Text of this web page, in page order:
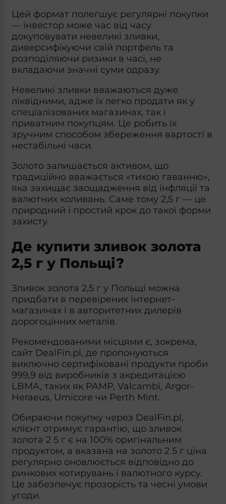
Цей формат полегшує регулярні покупки
— інвестор може час від часу
докуповувати невеликі зливки,
диверсифікуючи свій портфель та
розподіляючи ризики в часі, не
вкладаючи значні суми одразу.
Невеликі зливки вважаються дуже
ліквідними, адже їх легко продати як у
спеціалізованих магазинах, так і
приватним покупцям. Це робить їх
зручним способом збереження вартості в
нестабільні часи.
Золото залишається активом, що
традиційно вважається «тихою гаванню»,
яка захищає заощадження від інфляції та
валютних коливань. Саме тому 2,5 г — це
природний і простий крок до такої форми
захисту.
Де купити зливок золота
2,5 г у Польщі?
Зливок золота 2,5 г у Польщі можна
придбати в перевірених інтернет-
магазинах і в авторитетних дилерів
дорогоцінних металів.
Рекомендованими місцями є, зокрема,
сайт DealFin.pl, де пропонуються
виключно сертифіковані продукти проби
999,9 від виробників з акредитацією
LBMA, таких як PAMP, Valcambi, Argor-
Heraeus, Umicore чи Perth Mint.
Обираючи покупку через DealFin.pl,
клієнт отримує гарантію, що зливок
золота 2 5 г є на 100% оригінальним
продуктом, а вказана на золото 2 5 г ціна
регулярно оновлюється відповідно до
ринкових котирувань і валютного курсу.
Це забезпечує прозорість та чесні умови
угоди.